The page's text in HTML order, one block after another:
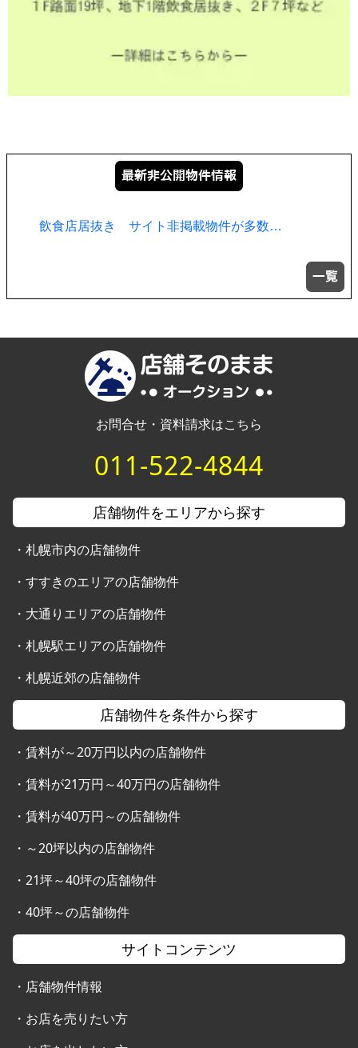
飲食店居抜き サイト非掲載物件が多数…
お問合せ・資料請求はこちら
011-522-4844
店舗物件をエリアから探す
・ 札幌市内の店舗物件
・ すすきのエリアの店舗物件
・ 大通りエリアの店舗物件
・ 札幌駅エリアの店舗物件
・ 札幌近郊の店舗物件
店舗物件を条件から探す
・ 賃料が～20万円以内の店舗物件
・ 賃料が21万円～40万円の店舗物件
・ 賃料が40万円～の店舗物件
・ ～20坪以内の店舗物件
・ 21坪～40坪の店舗物件
・ 40坪～の店舗物件
サイトコンテンツ
・ 店舗物件情報
・ お店を売りたい方